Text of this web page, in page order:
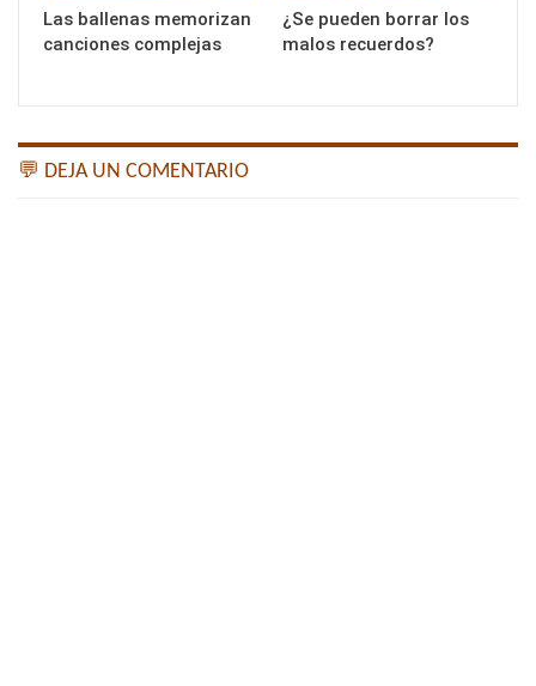
Las ballenas memorizan
canciones complejas
¿Se pueden borrar los
malos recuerdos?
💬 DEJA UN COMENTARIO